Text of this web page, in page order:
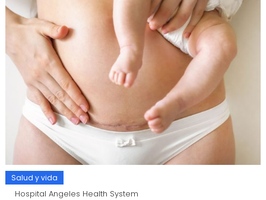
Salud y vida
Hospital Angeles Health System